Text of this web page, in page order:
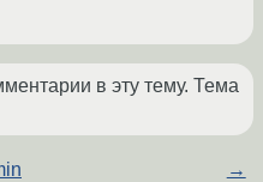
в эту тему. Тема
→